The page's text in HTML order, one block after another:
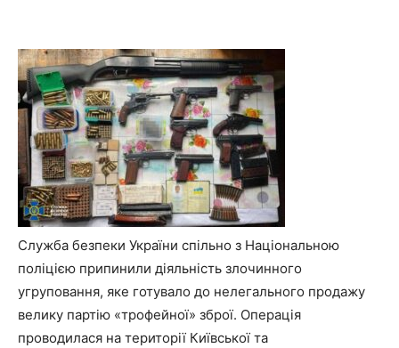
Служба безпеки України спільно з Національною
поліцією припинили діяльність злочинного
угруповання, яке готувало до нелегального продажу
велику партію «трофейної» зброї. Операція
проводилася на території Київської та